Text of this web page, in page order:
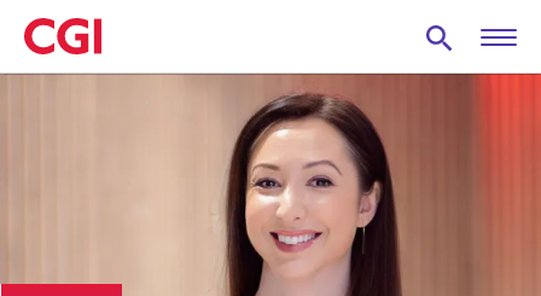
Skip
to
main